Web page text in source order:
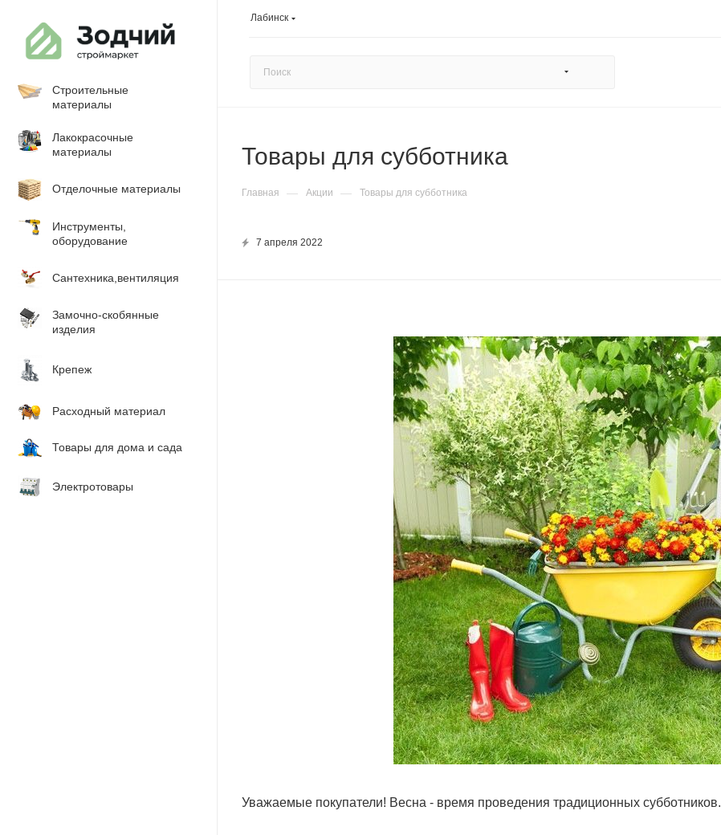
Лабинск
Строительные
материалы
Лакокрасочные
материалы
Отделочные материалы
Инструменты,
оборудование
Сантехника,вентиляция
Замочно-скобянные
изделия
Крепеж
Расходный материал
Товары для дома и сада
Электротовары
Товары для субботника
Главная — Акции — Товары для субботника
7 апреля 2022
Уважаемые покупатели! Весна - время проведения традиционных субботников.